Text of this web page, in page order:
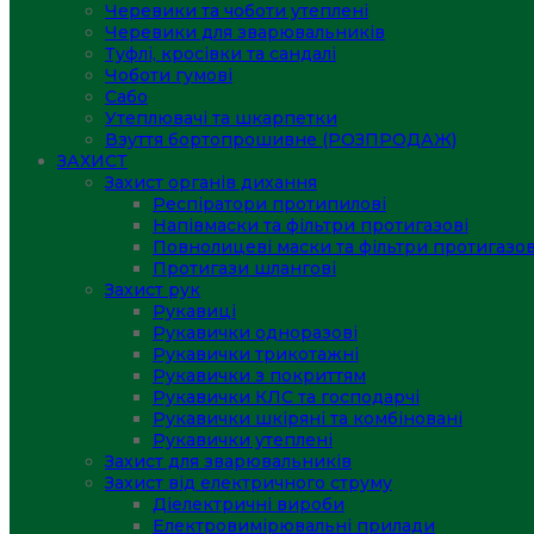
Черевики та чоботи утеплені
Черевики для зварювальників
Туфлі, кросівки та сандалі
Чоботи гумові
Сабо
Утеплювачі та шкарпетки
Взуття бортопрошивне (РОЗПРОДАЖ)
ЗАХИСТ
Захист органів дихання
Респіратори протипилові
Напівмаски та фільтри протигазові
Повнолицеві маски та фільтри
Протигази шлангові
Захист рук
Рукавиці
Рукавички одноразові
Рукавички трикотажні
Рукавички з покриттям
Рукавички КЛС та господарчі
Рукавички шкіряні та комбіновані
Рукавички утеплені
Захист для зварювальників
Захист від електричного струму
Діелектричні вироби
Електровимірювальні прилади